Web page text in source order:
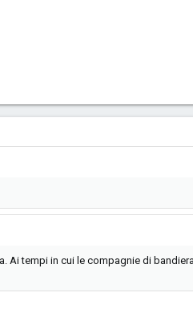
Ai tempi in cui le compagnie di